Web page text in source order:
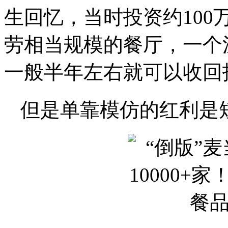
生回忆，当时投资约100
劳相当规模的餐厅，一
一般半年左右就可以收回
但是单靠模仿的红利是